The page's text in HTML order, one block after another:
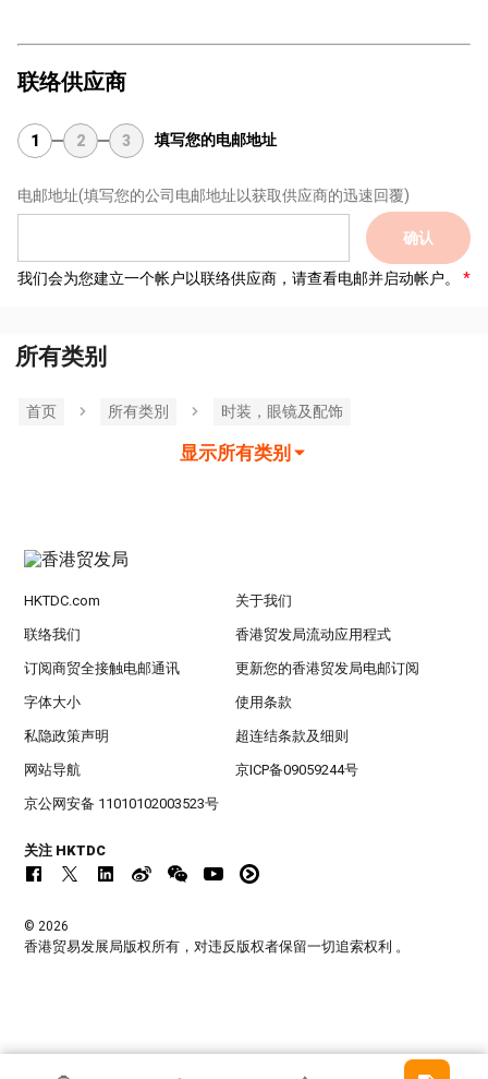
联络供应商
1 2 3 填写您的电邮地址
电邮地址(填写您的公司电邮地址以获取供应商的迅速回覆)
确认
我们会为您建立一个帐户以联络供应商，请查看电邮并启动帐户。
所有类别
首页 所有类別 时装，眼镜及配饰
显示所有类别
HKTDC.com 关于我们
联络我们 香港贸发局流动应用程式
订阅商贸全接触电邮通讯 更新您的香港贸发局电邮订阅
字体大小 使用条款
私隐政策声明 超连结条款及细则
网站导航 京ICP备09059244号
京公网安备 11010102003523号
关注 HKTDC
© 2026
香港贸易发展局版权所有，对违反版权者保留一切追索权利 。